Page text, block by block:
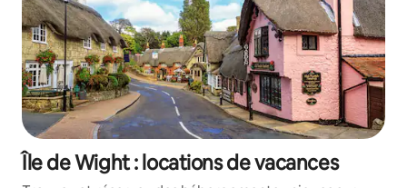
Île de Wight : locations de vacances